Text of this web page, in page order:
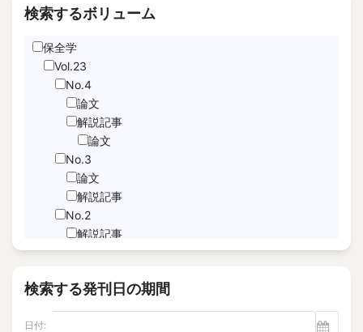
Fuel Debris Retrieval
Hand Motion TracNing
immediate unfettered access
performance indicator
Sabotage Detection
Screening
Time-Series Data Analysis
サブドレン
パルスエコー法、電磁共鳴法
モニタリング
塩分除去
検索するボリューム
保全学
Vol.23
No.4
論文
解説記事
論文
No.3
論文
解説記事
No.2
解説記事
特集記事
No.1
論文
検索する発刊日の期間
日付: